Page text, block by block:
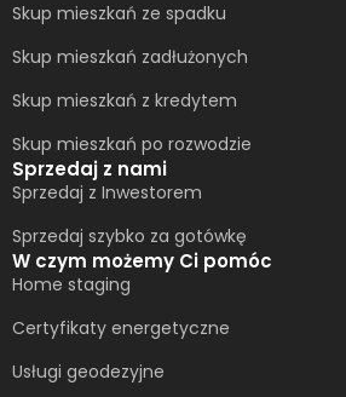
Skup mieszkań ze spadku
Skup mieszkań zadłużonych
Skup mieszkań z kredytem
Skup mieszkań po rozwodzie
Sprzedaj z nami
Sprzedaj z Inwestorem
Sprzedaj szybko za gotówkę
W czym możemy Ci pomóc
Home staging
Certyfikaty energetyczne
Usługi geodezyjne